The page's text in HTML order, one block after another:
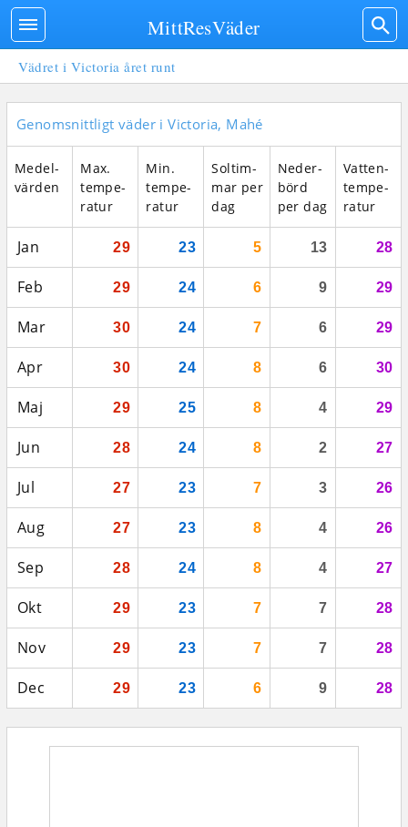
Vädret i Victoria året runt
Genomsnittligt väder i Victoria, Mahé
Medel­
vär­den
Max.
tempe­
ratur
Min.
tempe­
ratur
Sol­tim­
mar per
dag
Neder­
börd
per dag
Vatten­
tempe­
ratur
Jan 29 23 5 13 28
Feb 29 24 6 9 29
Mar 30 24 7 6 29
Apr 30 24 8 6 30
Maj 29 25 8 4 29
Jun 28 24 8 2 27
Jul 27 23 7 3 26
Aug 27 23 8 4 26
Sep 28 24 8 4 27
Okt 29 23 7 7 28
Nov 29 23 7 7 28
Dec 29 23 6 9 28
MittResVäder